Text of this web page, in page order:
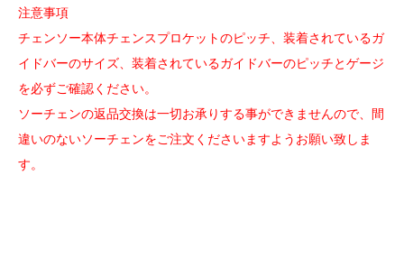
注意事項
チェンソー本体チェンスプロケットのピッチ、装着されているガ
イドバーのサイズ、装着されているガイドバーのピッチとゲージ
を必ずご確認ください。
ソーチェンの返品交換は一切お承りする事ができませんので、間
違いのないソーチェンをご注文くださいますようお願い致しま
す。